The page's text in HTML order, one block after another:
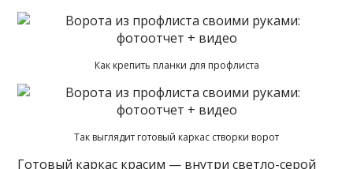
Как крепить планки для профлиста
Так выглядит готовый каркас створки ворот
Готовый каркас красим — внутри светло-серой